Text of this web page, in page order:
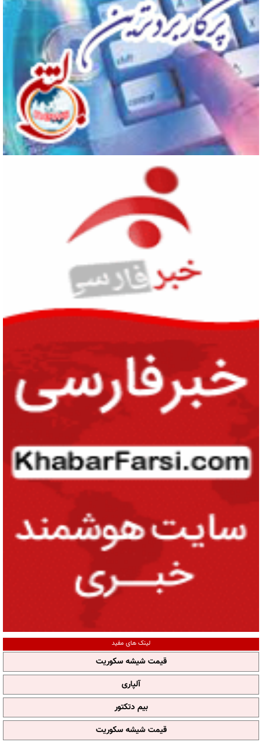
لینک های مفید
قیمت شیشه سکوریت
آلپاری
بیم دتکتور
قیمت شیشه سکوریت